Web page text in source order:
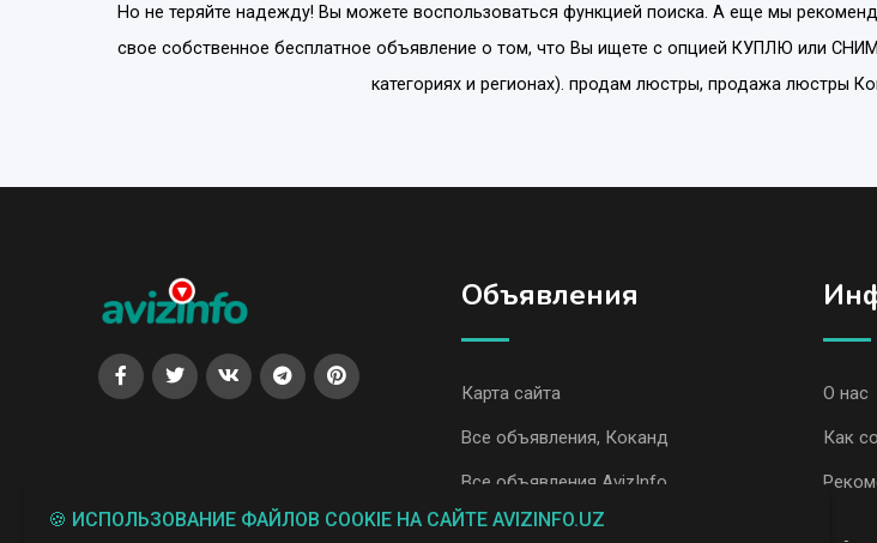
Но не теряйте надежду! Вы можете воспользоваться функцией поиска. А еще мы
свое собственное бесплатное объявление о том, что Вы ищете с опцией КУПЛЮ или
категориях и регионах). продам люстры, продажа люстры
Объявления
Карта сайта
Все объявления, Коканд
Все объявления AvizInfo
О нас
Как
🍪 ИСПОЛЬЗОВАНИЕ ФАЙЛОВ COOKIE НА САЙТЕ AVIZINFO.UZ